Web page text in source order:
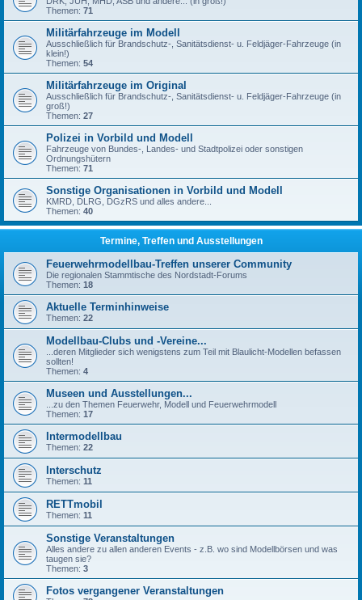
Themen: 71
Militärfahrzeuge im Modell
Ausschließlich für Brandschutz-, Sanitätsdienst- u. Feldjäger-Fahrzeuge (in
klein!)
Themen: 54
Militärfahrzeuge im Original
Ausschließlich für Brandschutz-, Sanitätsdienst- u. Feldjäger-Fahrzeuge (in
groß!)
Themen: 27
Polizei in Vorbild und Modell
Fahrzeuge von Bundes-, Landes- und Stadtpolizei oder sonstigen
Ordnungshütern
Themen: 71
Sonstige Organisationen in Vorbild und Modell
KMRD, DLRG, DGzRS und alles andere...
Themen: 40
Termine, Treffen und Ausstellungen
Feuerwehrmodellbau-Treffen unserer Community
Die regionalen Stammtische des Nordstadt-Forums
Themen: 18
Aktuelle Terminhinweise
Themen: 22
Modellbau-Clubs und -Vereine...
...deren Mitglieder sich wenigstens zum Teil mit Blaulicht-Modellen befassen
sollten!
Themen: 4
Museen und Ausstellungen...
...zu den Themen Feuerwehr, Modell und Feuerwehrmodell
Themen: 17
Intermodellbau
Themen: 22
Interschutz
Themen: 11
RETTmobil
Themen: 11
Sonstige Veranstaltungen
Alles andere zu allen anderen Events - z.B. wo sind Modellbörsen und was
taugen sie?
Themen: 3
Fotos vergangener Veranstaltungen